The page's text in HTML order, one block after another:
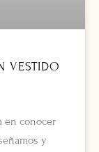
VESTIDO
en conocer
y